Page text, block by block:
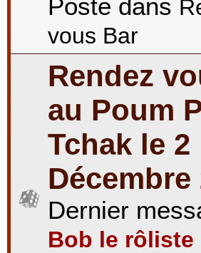
Posté dans
vous Bar
Rendez
au Poum
Tchak le 2
Décembre
Dernier
Bob le rôliste